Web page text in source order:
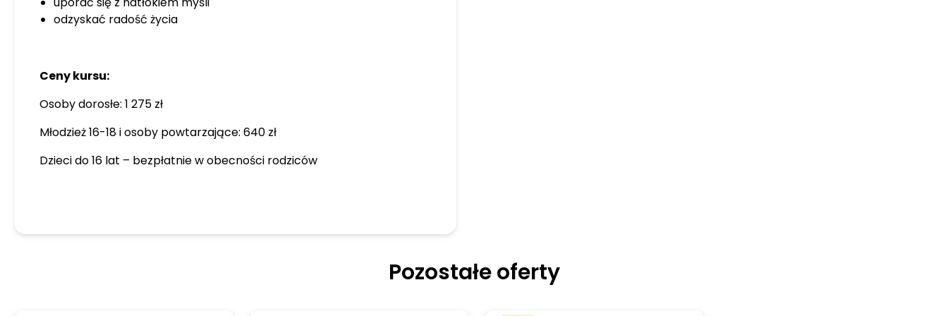
odzyskać radość życia
Ceny kursu:
Osoby dorosłe: 1 275 zł
Młodzież 16-18 i osoby powtarzające: 640 zł
Dzieci do 16 lat – bezpłatnie w obecności rodziców
Pozostałe oferty